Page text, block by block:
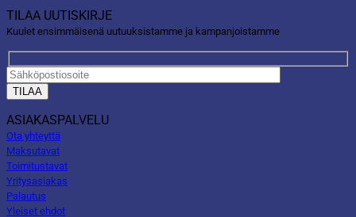
TILAA UUTISKIRJE
Kuulet ensimmäisenä uutuuksistamme ja kampanjoistamme
ASIAKASPALVELU
Ota yhteyttä
Maksutavat
Toimitustavat
Yritysasiakas
Palautus
Yleiset ehdot